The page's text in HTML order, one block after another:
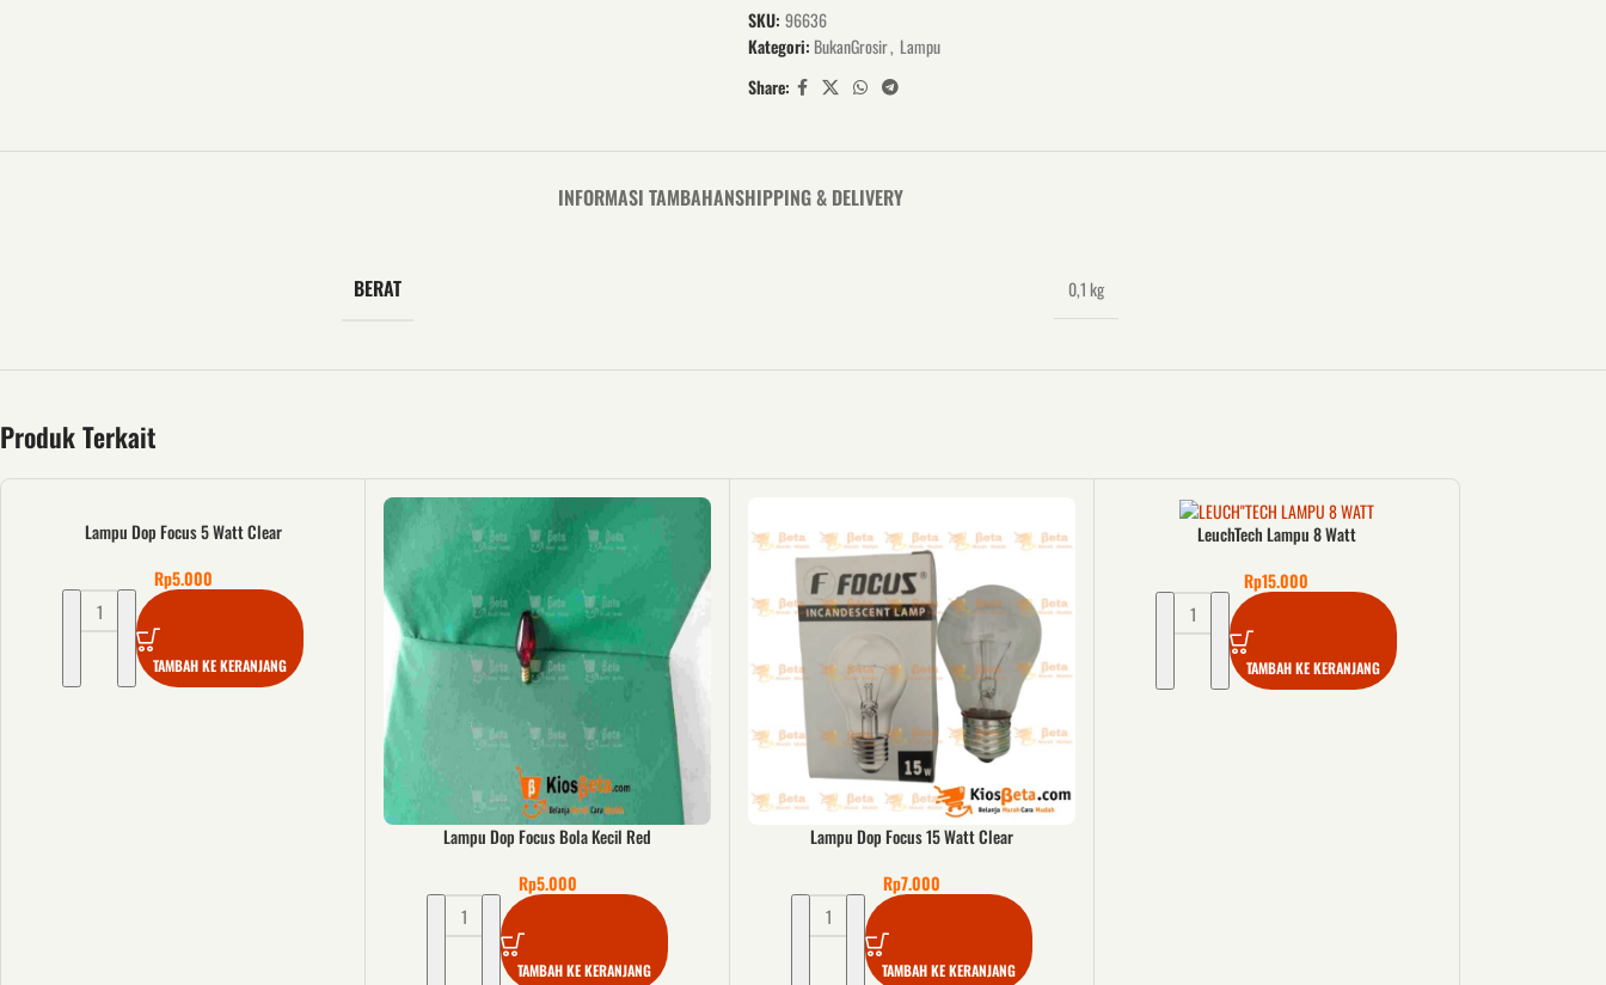
SKU: 96636
Kategori: BukanGrosir, Lampu
Share:
INFORMASI TAMBAHANSHIPPING & DELIVERY
BERAT 0,1 kg
Produk Terkait
Lampu Dop Focus 5 Watt Clear
Rp5.000
TAMBAH KE KERANJANG
Lampu Dop Focus Bola Kecil Red
Rp5.000
TAMBAH KE KERANJANG
Lampu Dop Focus 15 Watt Clear
Rp7.000
TAMBAH KE KERANJANG
LeuchTech Lampu 8 Watt
Rp15.000
TAMBAH KE KERANJANG